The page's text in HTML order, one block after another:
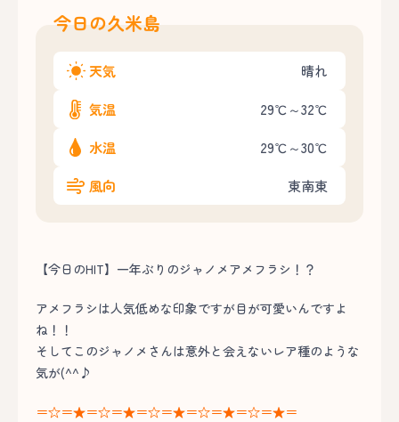
今日の久米島
天気 晴れ
気温 29℃～32℃
水温 29℃～30℃
風向 東南東
【今日のHIT】一年ぶりのジャノメアメフラシ！？
アメフラシは人気低めな印象ですが目が可愛いんですよ
ね！！
そしてこのジャノメさんは意外と会えないレア種のような
気が(^^♪
＝☆＝★＝☆＝★＝☆＝★＝☆＝★＝☆＝★＝